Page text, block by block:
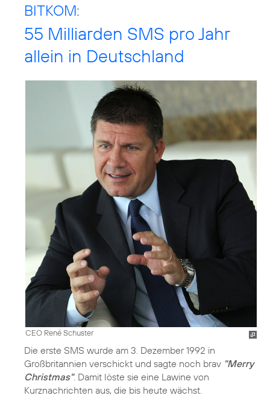
BITKOM:
55 Milliarden SMS pro Jahr
allein in Deutschland
CEO René Schuster
Die erste SMS wurde am 3. Dezember 1992 in
Großbritannien verschickt und sagte noch brav "Merry
Christmas". Damit löste sie eine Lawine von
Kurznachrichten aus, die bis heute wächst.